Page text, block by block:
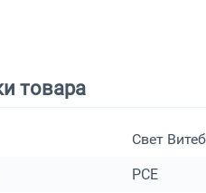
товара
Свет
PCE